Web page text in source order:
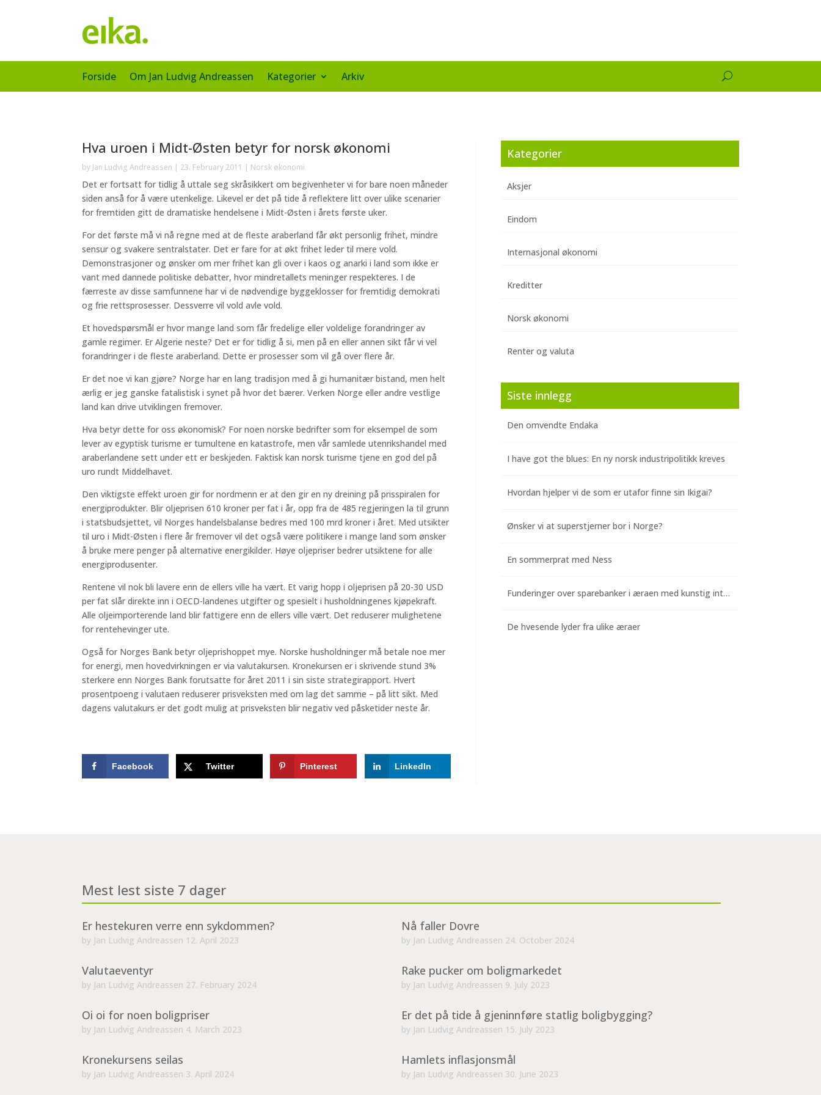
Forside Om Jan Ludvig Andreassen Kategorier Arkiv
Hva uroen i Midt-Østen betyr for norsk økonomi
by Jan Ludvig Andreassen | 23. February 2011 | Norsk økonomi
Det er fortsatt for tidlig å uttale seg skråsikkert om begivenheter vi for bare noen måneder
siden anså for å være utenkelige. Likevel er det på tide å reflektere litt over ulike scenarier
for fremtiden gitt de dramatiske hendelsene i Midt-Østen i årets første uker.
For det første må vi nå regne med at de fleste araberland får økt personlig frihet, mindre
sensur og svakere sentralstater. Det er fare for at økt frihet leder til mere vold.
Demonstrasjoner og ønsker om mer frihet kan gli over i kaos og anarki i land som ikke er
vant med dannede politiske debatter, hvor mindretallets meninger respekteres. I de
færreste av disse samfunnene har vi de nødvendige byggeklosser for fremtidig demokrati
og frie rettsprosesser. Dessverre vil vold avle vold.
Et hovedspørsmål er hvor mange land som får fredelige eller voldelige forandringer av
gamle regimer. Er Algerie neste? Det er for tidlig å si, men på en eller annen sikt får vi vel
forandringer i de fleste araberland. Dette er prosesser som vil gå over flere år.
Er det noe vi kan gjøre? Norge har en lang tradisjon med å gi humanitær bistand, men helt
ærlig er jeg ganske fatalistisk i synet på hvor det bærer. Verken Norge eller andre vestlige
land kan drive utviklingen fremover.
Hva betyr dette for oss økonomisk? For noen norske bedrifter som for eksempel de som
lever av egyptisk turisme er tumultene en katastrofe, men vår samlede utenrikshandel med
araberlandene sett under ett er beskjeden. Faktisk kan norsk turisme tjene en god del på
uro rundt Middelhavet.
Den viktigste effekt uroen gir for nordmenn er at den gir en ny dreining på prisspiralen for
energiprodukter. Blir oljeprisen 610 kroner per fat i år, opp fra de 485 regjeringen la til grunn
i statsbudsjettet, vil Norges handelsbalanse bedres med 100 mrd kroner i året. Med utsikter
til uro i Midt-Østen i flere år fremover vil det også være politikere i mange land som ønsker
å bruke mere penger på alternative energikilder. Høye oljepriser bedrer utsiktene for alle
energiprodusenter.
Rentene vil nok bli lavere enn de ellers ville ha vært. Et varig hopp i oljeprisen på 20-30 USD
per fat slår direkte inn i OECD-landenes utgifter og spesielt i husholdningenes kjøpekraft.
Alle oljeimporterende land blir fattigere enn de ellers ville vært. Det reduserer mulighetene
for rentehevinger ute.
Også for Norges Bank betyr oljeprishoppet mye. Norske husholdninger må betale noe mer
for energi, men hovedvirkningen er via valutakursen. Kronekursen er i skrivende stund 3%
sterkere enn Norges Bank forutsatte for året 2011 i sin siste strategirapport. Hvert
prosentpoeng i valutaen reduserer prisveksten med om lag det samme – på litt sikt. Med
dagens valutakurs er det godt mulig at prisveksten blir negativ ved påsketider neste år.
Facebook Twitter Pinterest LinkedIn
Kategorier
Aksjer
Eindom
Internasjonal økonomi
Kreditter
Norsk økonomi
Renter og valuta
Siste innlegg
Den omvendte Endaka
I have got the blues: En ny norsk industripolitikk kreves
Hvordan hjelper vi de som er utafor finne sin Ikigai?
Ønsker vi at superstjerner bor i Norge?
En sommerprat med Ness
Funderinger over sparebanker i æraen med kunstig intelligens
De hvesende lyder fra ulike æraer
Mest lest siste 7 dager
Er hestekuren verre enn sykdommen?
by Jan Ludvig Andreassen 12. April 2023
Nå faller Dovre
by Jan Ludvig Andreassen 24. October 2024
Valutaeventyr
by Jan Ludvig Andreassen 27. February 2024
Rake pucker om boligmarkedet
by Jan Ludvig Andreassen 9. July 2023
Oi oi for noen boligpriser
by Jan Ludvig Andreassen 4. March 2023
Er det på tide å gjeninnføre statlig boligbygging?
by Jan Ludvig Andreassen 15. July 2023
Kronekursens seilas
by Jan Ludvig Andreassen 3. April 2024
Hamlets inflasjonsmål
by Jan Ludvig Andreassen 30. June 2023